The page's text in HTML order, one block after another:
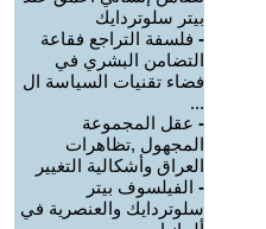
بيتر سلوتردايك
- فلسفة التراجع فقاعة
التضامن البشري في
فضاء تقنيات السياسة ال
...
- عقل المجموعة
المجهول ,تظاهرات
العراق وأشكالية التغيير
- الفيلسوف بيتر
سلوتردايك والعنصرية في